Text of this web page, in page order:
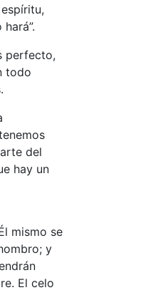
perfecto,
todo
del
hay un
mismo se
y
El celo